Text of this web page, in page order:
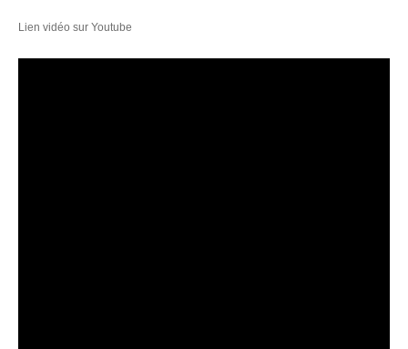
Lien vidéo sur Youtube